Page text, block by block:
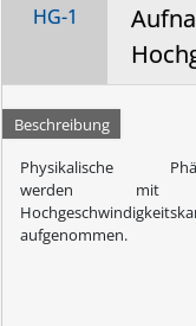
HG-1
Beschreibung
Physikalische
werden mit
aufgenommen.